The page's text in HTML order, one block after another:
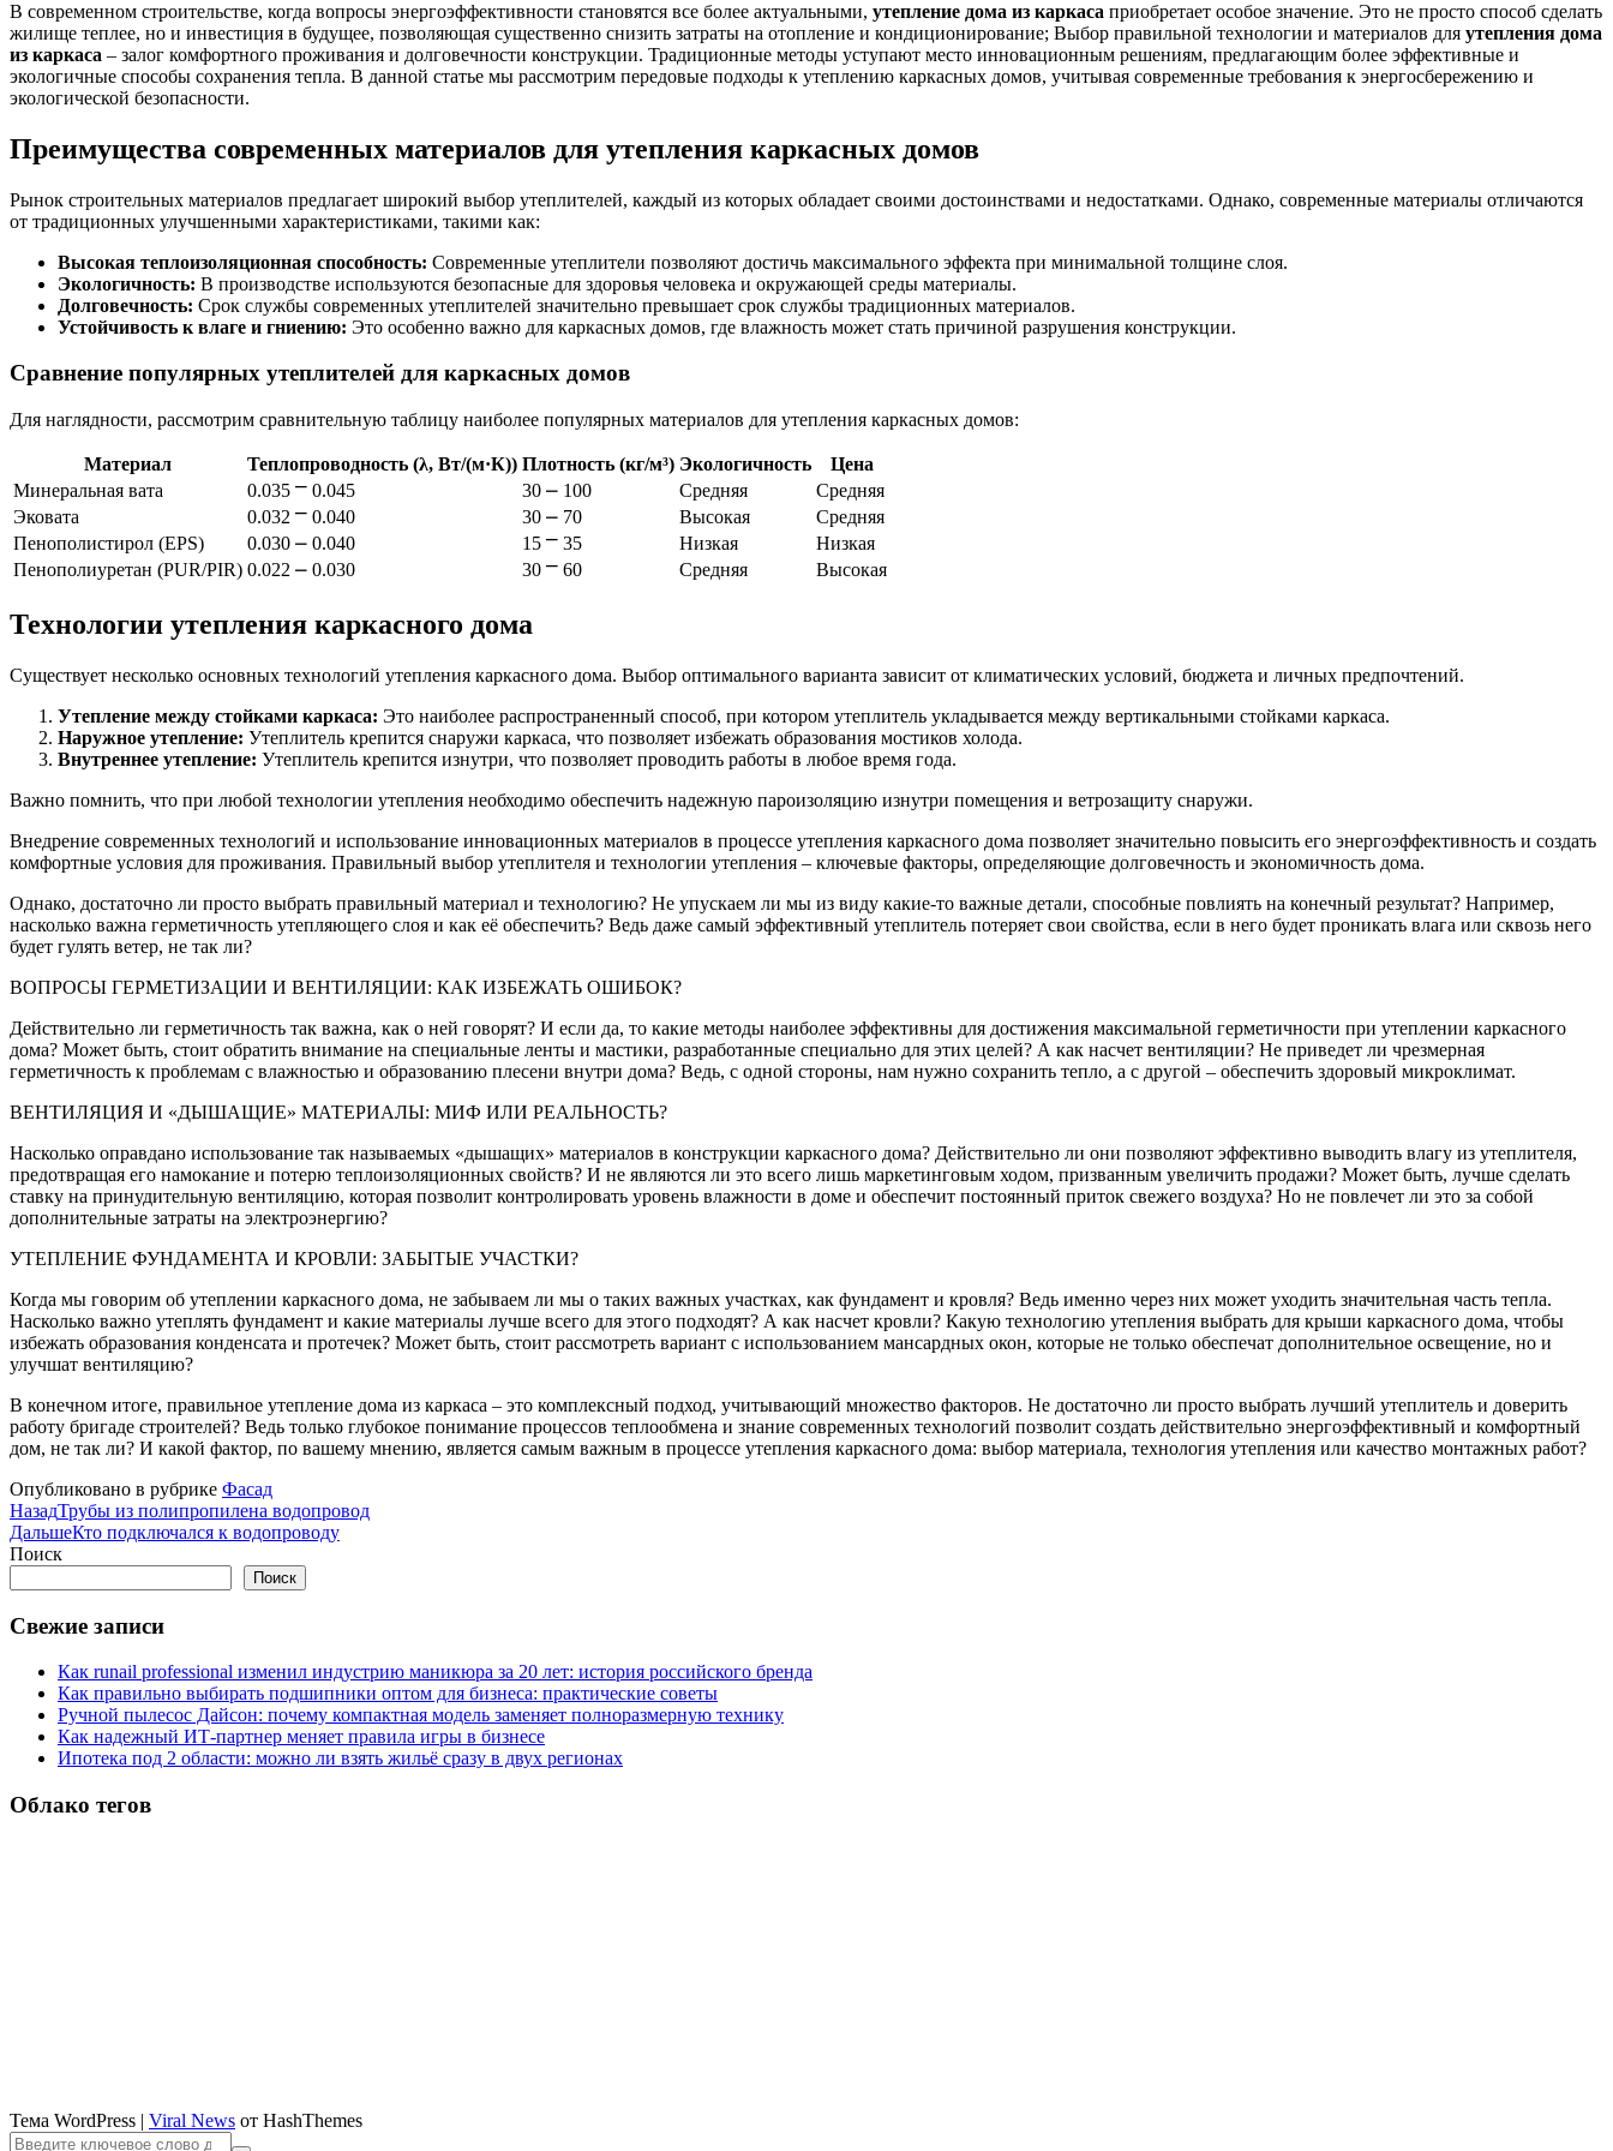
В современном строительстве, когда вопросы энергоэффективности становятся все более актуальными, утепление дома из каркаса приобретает особое значение. Это не просто способ сделать
жилище теплее, но и инвестиция в будущее, позволяющая существенно снизить затраты на отопление и кондиционирование; Выбор правильной технологии и материалов для утепления дома
из каркаса – залог комфортного проживания и долговечности конструкции. Традиционные методы уступают место инновационным решениям, предлагающим более эффективные и
экологичные способы сохранения тепла. В данной статье мы рассмотрим передовые подходы к утеплению каркасных домов, учитывая современные требования к энергосбережению и
экологической безопасности.
Преимущества современных материалов для утепления каркасных домов
Рынок строительных материалов предлагает широкий выбор утеплителей, каждый из которых обладает своими достоинствами и недостатками. Однако, современные материалы отличаются
от традиционных улучшенными характеристиками, такими как:
Высокая теплоизоляционная способность: Современные утеплители позволяют достичь максимального эффекта при минимальной толщине слоя.
Экологичность: В производстве используются безопасные для здоровья человека и окружающей среды материалы.
Долговечность: Срок службы современных утеплителей значительно превышает срок службы традиционных материалов.
Устойчивость к влаге и гниению: Это особенно важно для каркасных домов, где влажность может стать причиной разрушения конструкции.
Сравнение популярных утеплителей для каркасных домов
Для наглядности, рассмотрим сравнительную таблицу наиболее популярных материалов для утепления каркасных домов:
Материал Теплопроводность (λ, Вт/(м·К)) Плотность (кг/м³) Экологичность
Цена
Минеральная вата
0.035 ⎻ 0.045 30 ⎼ 100 Средняя
Средняя
Эковата
0.032 ⎻ 0.040 30 ⎼ 70 Высокая
Средняя
Пенополистирол (EPS)
0.030 ⎼ 0.040 15 ⎻ 35 Низкая
Низкая
Пенополиуретан (PUR/PIR) 0.022 ⎼ 0.030 30 ⎻ 60 Средняя Высокая
Технологии утепления каркасного дома
Существует несколько основных технологий утепления каркасного дома. Выбор оптимального варианта зависит от климатических условий, бюджета и личных предпочтений.
Утепление между стойками каркаса: Это наиболее распространенный способ, при котором утеплитель укладывается между вертикальными стойками каркаса.
Наружное утепление: Утеплитель крепится снаружи каркаса, что позволяет избежать образования мостиков холода.
Внутреннее утепление: Утеплитель крепится изнутри, что позволяет проводить работы в любое время года.
Важно помнить, что при любой технологии утепления необходимо обеспечить надежную пароизоляцию изнутри помещения и ветрозащиту снаружи.
Внедрение современных технологий и использование инновационных материалов в процессе утепления каркасного дома позволяет значительно повысить его энергоэффективность и создать
комфортные условия для проживания. Правильный выбор утеплителя и технологии утепления – ключевые факторы, определяющие долговечность и экономичность дома.
Однако, достаточно ли просто выбрать правильный материал и технологию? Не упускаем ли мы из виду какие-то важные детали, способные повлиять на конечный результат? Например,
насколько важна герметичность утепляющего слоя и как её обеспечить? Ведь даже самый эффективный утеплитель потеряет свои свойства, если в него будет проникать влага или сквозь него
будет гулять ветер, не так ли?
ВОПРОСЫ ГЕРМЕТИЗАЦИИ И ВЕНТИЛЯЦИИ: КАК ИЗБЕЖАТЬ ОШИБОК?
Действительно ли герметичность так важна, как о ней говорят? И если да, то какие методы наиболее эффективны для достижения максимальной герметичности при утеплении каркасного
дома? Может быть, стоит обратить внимание на специальные ленты и мастики, разработанные специально для этих целей? А как насчет вентиляции? Не приведет ли чрезмерная
герметичность к проблемам с влажностью и образованию плесени внутри дома? Ведь, с одной стороны, нам нужно сохранить тепло, а с другой – обеспечить здоровый микроклимат.
ВЕНТИЛЯЦИЯ И «ДЫШАЩИЕ» МАТЕРИАЛЫ: МИФ ИЛИ РЕАЛЬНОСТЬ?
Насколько оправдано использование так называемых «дышащих» материалов в конструкции каркасного дома? Действительно ли они позволяют эффективно выводить влагу из утеплителя,
предотвращая его намокание и потерю теплоизоляционных свойств? И не являются ли это всего лишь маркетинговым ходом, призванным увеличить продажи? Может быть, лучше сделать
ставку на принудительную вентиляцию, которая позволит контролировать уровень влажности в доме и обеспечит постоянный приток свежего воздуха? Но не повлечет ли это за собой
дополнительные затраты на электроэнергию?
УТЕПЛЕНИЕ ФУНДАМЕНТА И КРОВЛИ: ЗАБЫТЫЕ УЧАСТКИ?
Когда мы говорим об утеплении каркасного дома, не забываем ли мы о таких важных участках, как фундамент и кровля? Ведь именно через них может уходить значительная часть тепла.
Насколько важно утеплять фундамент и какие материалы лучше всего для этого подходят? А как насчет кровли? Какую технологию утепления выбрать для крыши каркасного дома, чтобы
избежать образования конденсата и протечек? Может быть, стоит рассмотреть вариант с использованием мансардных окон, которые не только обеспечат дополнительное освещение, но и
улучшат вентиляцию?
В конечном итоге, правильное утепление дома из каркаса – это комплексный подход, учитывающий множество факторов. Не достаточно ли просто выбрать лучший утеплитель и доверить
работу бригаде строителей? Ведь только глубокое понимание процессов теплообмена и знание современных технологий позволит создать действительно энергоэффективный и комфортный
дом, не так ли? И какой фактор, по вашему мнению, является самым важным в процессе утепления каркасного дома: выбор материала, технология утепления или качество монтажных работ?
Опубликовано в рубрике Фасад
НазадТрубы из полипропилена водопровод
ДальшеКто подключался к водопроводу
Поиск
Поиск
Свежие записи
Как runail professional изменил индустрию маникюра за 20 лет: история российского бренда
Как правильно выбирать подшипники оптом для бизнеса: практические советы
Ручной пылесос Дайсон: почему компактная модель заменяет полноразмерную технику
Как надежный ИТ-партнер меняет правила игры в бизнесе
Ипотека под 2 области: можно ли взять жильё сразу в двух регионах
Облако тегов
Тема WordPress | Viral News от HashThemes